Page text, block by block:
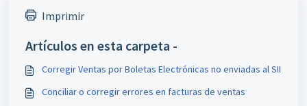
Imprimir
Artículos en esta carpeta -
Corregir Ventas por Boletas Electrónicas no enviadas al SII
Conciliar o corregir errores en facturas de ventas